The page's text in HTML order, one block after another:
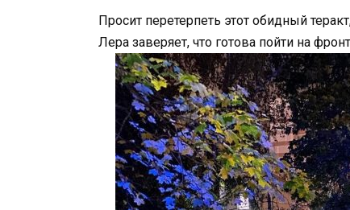
Просит перетерпеть этот обидный
Лера заверяет, что готова пойти на